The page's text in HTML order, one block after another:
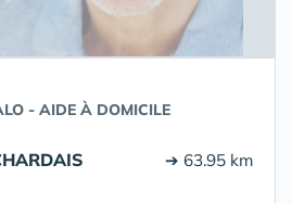
- AIDE À DOMICILE
➔ 63.95 km